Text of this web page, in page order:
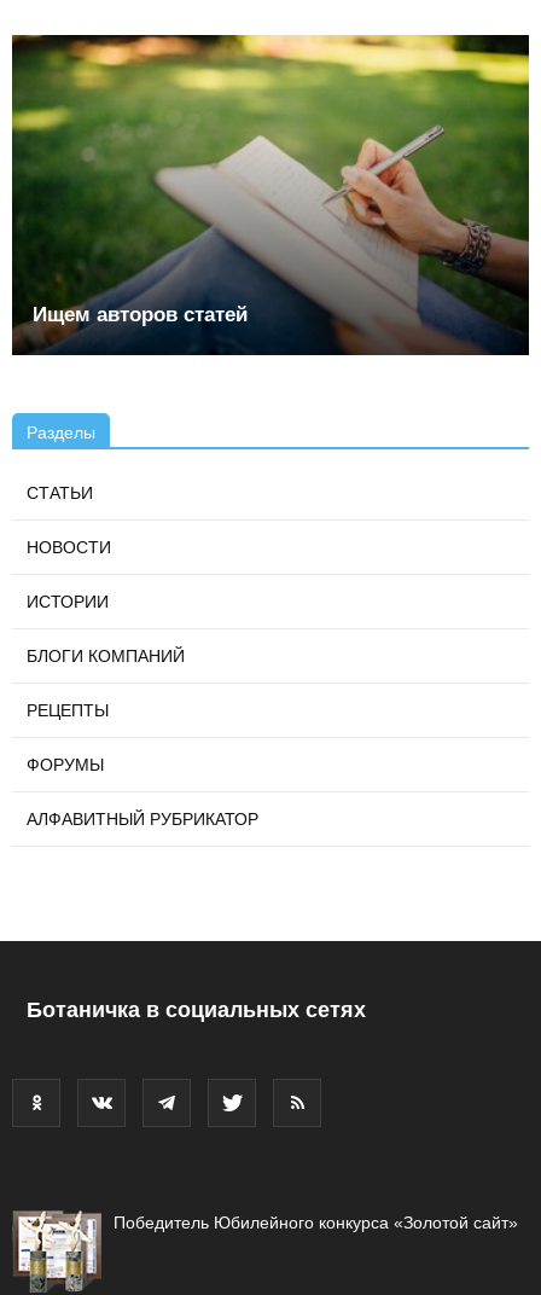
Ищем авторов статей
Разделы
СТАТЬИ
НОВОСТИ
ИСТОРИИ
БЛОГИ КОМПАНИЙ
РЕЦЕПТЫ
ФОРУМЫ
АЛФАВИТНЫЙ РУБРИКАТОР
Ботаничка в социальных сетях
Победитель Юбилейного конкурса «Золотой сайт»